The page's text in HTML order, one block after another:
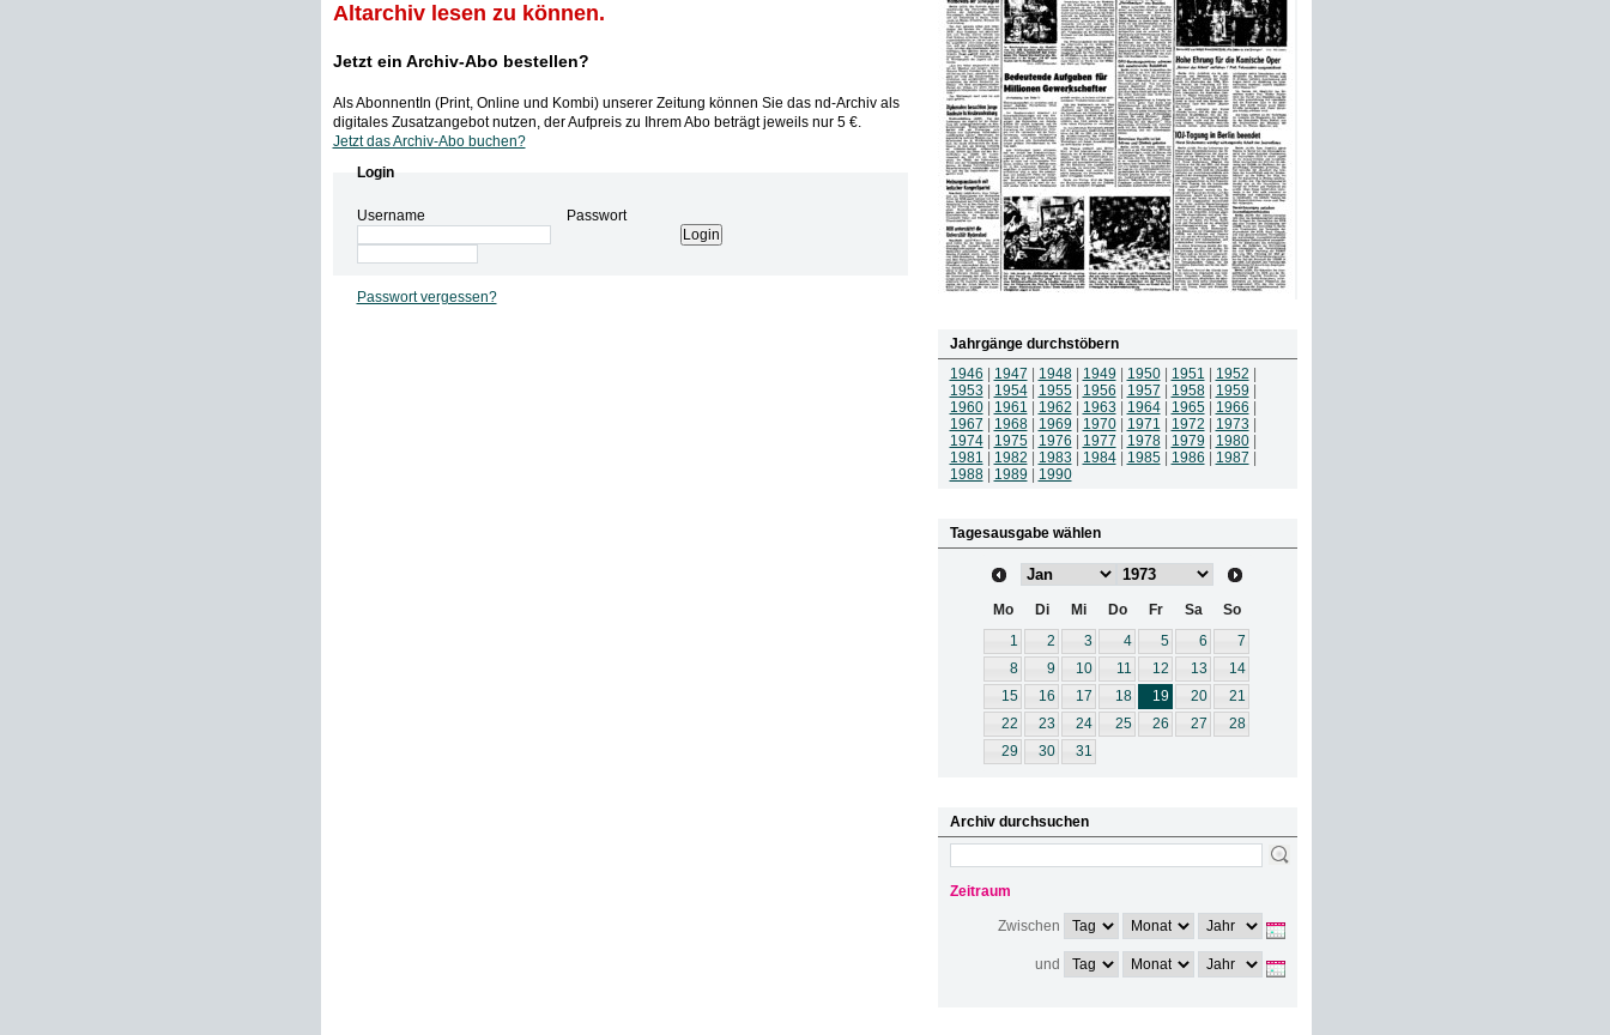
Altarchiv lesen zu können.
Jetzt ein Archiv-Abo bestellen?
Als AbonnentIn (Print, Online und Kombi) unserer Zeitung können Sie das nd-Archiv als
digitales Zusatzangebot nutzen, der Aufpreis zu Ihrem Abo beträgt jeweils nur 5 €.
Jetzt das Archiv-Abo buchen?
Login
Username Passwort
Passwort vergessen?
Jahrgänge durchstöbern
1946
1947 1948| 1949 1950| 1951 1952
1953
1954| 1955| 1956 1957 1958| 1959
1960| 1961 1962 1963 1964| 1965| 1966
1967
1968| 1969 1970| 1971 1972 1973
1974| 1975| 1976 1977 1978| 1979 1980|
1981
1982 1983 1984| 1985| 1986 1987
1988| 1989 1990
Tagesausgabe wählen
Mo Di Mi Do Fr Sa
So
1
2 3 4 5 6
7
8
9 10 11 12 13
14
15
16 17 18 19 20
21
22
23 24 25 26 27
28
29
30 31
Archiv durchsuchen
Zeitraum
Zwischen
und